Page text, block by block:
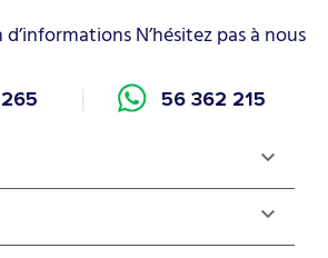
N’hésitez pas à nous
265 56 362 215

